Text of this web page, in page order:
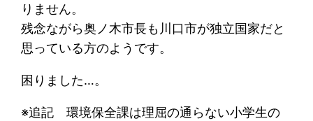
りません。
残念ながら奥ノ木市長も川口市が独立国家だと
思っている方のようです。
困りました…。
※追記 環境保全課は理屈の通らない小学生の